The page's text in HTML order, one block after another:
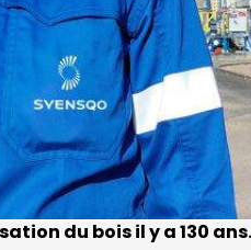
du bois il y a 130 ans.